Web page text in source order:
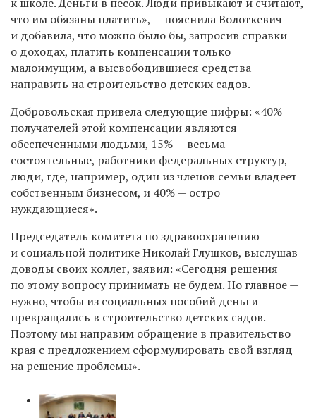
что им обязаны платить», — пояснила Волоткевич
и добавила, что можно было бы, запросив справки
о доходах, платить компенсации только
малоимущим, а высвободившиеся средства
направить на строительство детских садов.
Добровольская привела следующие цифры: «40%
получателей этой компенсации являются
обеспеченными людьми, 15% — весьма
состоятельные, работники федеральных структур,
люди, где, например, один из членов семьи владеет
собственным бизнесом, и 40% — остро
нуждающиеся».
Председатель комитета по здравоохранению
и социальной политике Николай Глушков, выслушав
доводы своих коллег, заявил: «Сегодня решения
по этому вопросу принимать не будем. Но главное —
нужно, чтобы из социальных пособий деньги
превращались в строительство детских садов.
Поэтому мы направим обращение в правительство
края с предложением сформулировать свой взгляд
на решение проблемы».